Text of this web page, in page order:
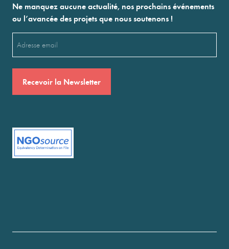
Ne manquez aucune actualité, nos prochains événements
ou l’avancée des projets que nous soutenons !
(Nécessaire)